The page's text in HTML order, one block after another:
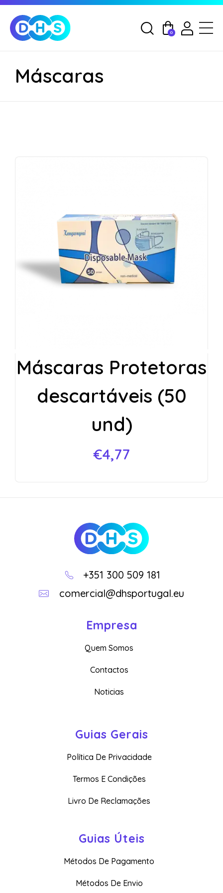
0
Máscaras
Máscaras Protetoras
descartáveis (50
und)
€4,77
+351 300 509 181
comercial@dhsportugal.eu
Empresa
Quem Somos
Contactos
Noticias
Guias Gerais
Política De Privacidade
Termos E Condições
Livro De Reclamações
Guias Úteis
Métodos De Pagamento
Métodos De Envio